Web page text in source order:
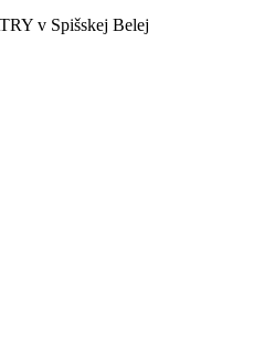
v Spišskej Belej